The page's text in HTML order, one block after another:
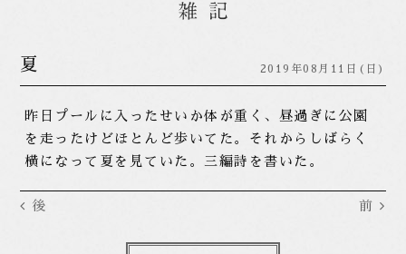
夏 2019年08月11日(日)
昨日プールに入ったせいか体が重く、昼過ぎに公園
を走ったけどほとんど歩いてた。それからしばらく
横になって夏を見ていた。三編詩を書いた。
後 前